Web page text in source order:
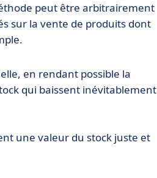
peut être arbitrairement
sur la vente de produits dont
en rendant possible la
qui baissent inévitablement
une valeur du stock juste et